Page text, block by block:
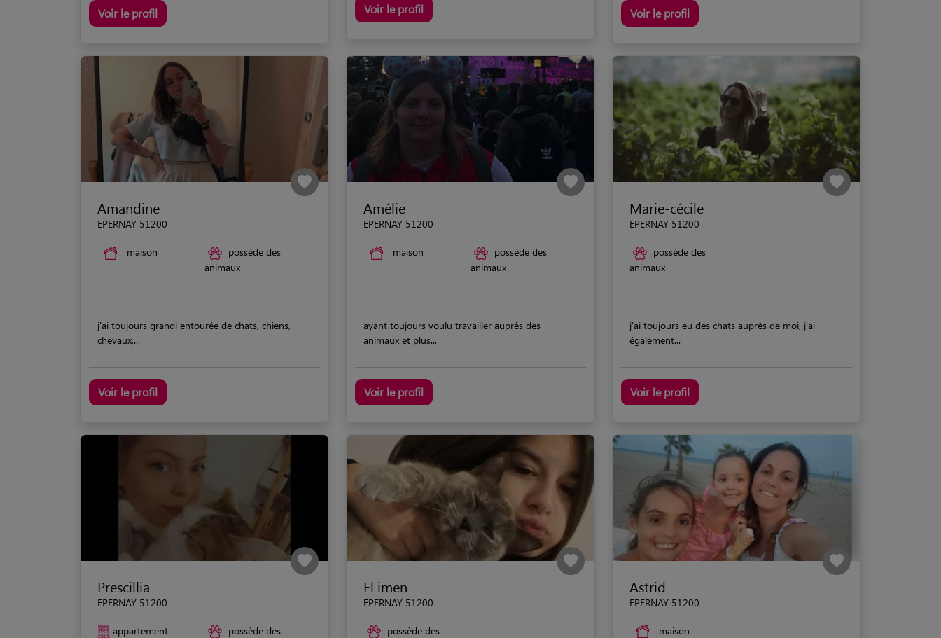
Voir le profil Voir le profil Voir le profil
Amandine
EPERNAY 51200
maison
possède des
animaux
j'ai toujours grandi entourée de chats, chiens,
chevaux,...
Voir le profil
Amélie
EPERNAY 51200
maison
possède des
animaux
ayant toujours voulu travailler auprès des
animaux et plus...
Voir le profil
Marie-cécile
EPERNAY 51200
possède des
animaux
j'ai toujours eu des chats auprès de moi, j'ai
également...
Voir le profil
Prescillia
EPERNAY 51200
appartement
possède des
El imen
EPERNAY 51200
possède des
Astrid
EPERNAY 51200
maison